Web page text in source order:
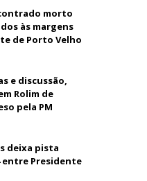
morto
às margens
de Porto Velho
e discussão,
Rolim de
pela PM
deixa pista
entre Presidente